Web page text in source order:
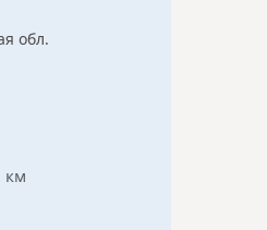
обл.
км